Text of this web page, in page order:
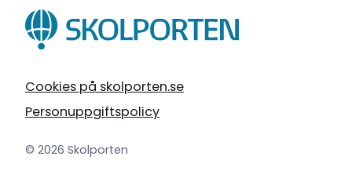
Cookies på skolporten.se
Personuppgiftspolicy
© 2026 Skolporten